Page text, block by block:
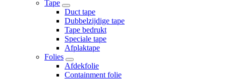
Tape
Duct tape
Dubbelzijdige tape
Tape bedrukt
Speciale tape
Afplaktape
Folies
Afdekfolie
Containment folie